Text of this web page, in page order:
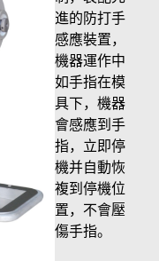
進的防打手
感應裝置，
機器運作中
如手指在模
具下，機器
會感應到手
指，立即停
機并自動恢
複到停機位
置，不會壓
傷手指。